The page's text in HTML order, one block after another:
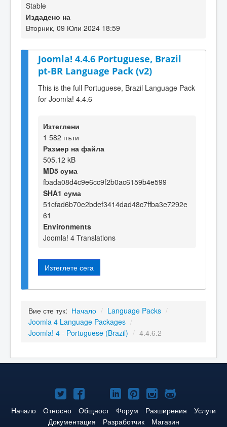
Stable
Издадено на
Вторник, 09 Юли 2024 18:59
Joomla! 4.4.6 Portuguese, Brazil
pt-BR Language Pack (v2)
This is the full Portuguese, Brazil Language Pack
for Joomla! 4.4.6
Изтеглени
1 582 пъти
Размер на файла
505.12 kB
MD5 сума
fbada08d4c9e6cc9f2b0ac6159b4e599
SHA1 сума
51cfad6b70e2bdef3414dad48c7ffba3e7292e
61
Environments
Joomla! 4 Translations
Изтеглете сега
Вие сте тук: Начало / Language Packs /
Joomla 4 Language Packages /
Joomla! 4 - Portuguese (Brazil) / 4.4.6.2
Joomla!
в
Joomla!
във
Joomla!
в
Joomla!
в
Joomla!
в
Joomla!
в
Joomla!
в
Начало Относно Общност Форум Разширения
Услуги
Документация
Разработчик Магазин